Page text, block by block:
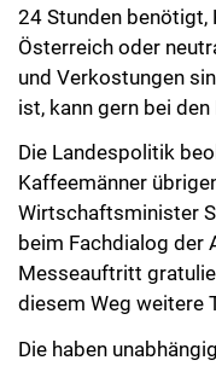
24 Stunden benötigt,
Österreich oder
und Verkostungen
ist, kann gern bei
Die Landespolitik
Kaffeemänner
Wirtschaftsminister
beim Fachdialog der
Messeauftritt
diesem Weg weitere
Die haben